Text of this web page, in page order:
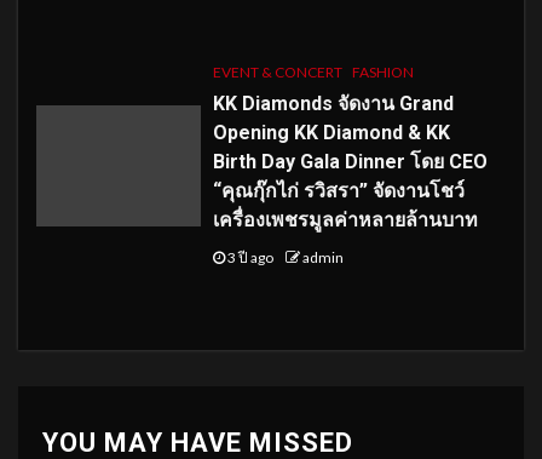
EVENT & CONCERT FASHION
KK Diamonds จัดงาน Grand
Opening KK Diamond & KK
Birth Day Gala Dinner โดย CEO
“คุณกุ๊กไก่ รวิสรา” จัดงานโชว์
เครื่องเพชรมูลค่าหลายล้านบาท
3 ปี ago admin
YOU MAY HAVE MISSED